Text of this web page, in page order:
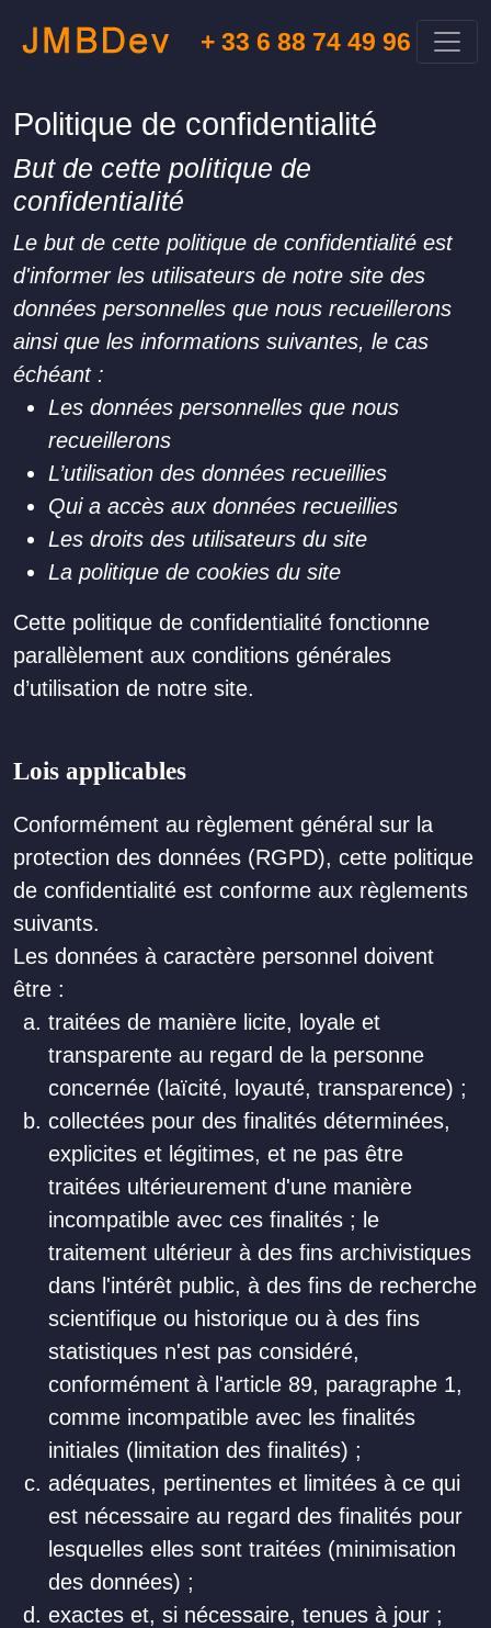
+ 33 6 88 74 49 96
Politique de confidentialité
But de cette politique de
confidentialité
Le but de cette politique de confidentialité est
d'informer les utilisateurs de notre site des
données personnelles que nous recueillerons
ainsi que les informations suivantes, le cas
échéant :
Les données personnelles que nous
recueillerons
L’utilisation des données recueillies
Qui a accès aux données recueillies
Les droits des utilisateurs du site
La politique de cookies du site
Cette politique de confidentialité fonctionne
parallèlement aux conditions générales
d’utilisation de notre site.
Lois applicables
Conformément au règlement général sur la
protection des données (RGPD), cette politique
de confidentialité est conforme aux règlements
suivants.
Les données à caractère personnel doivent
être :
traitées de manière licite, loyale et
transparente au regard de la personne
concernée (laïcité, loyauté, transparence) ;
collectées pour des finalités déterminées,
explicites et légitimes, et ne pas être
traitées ultérieurement d'une manière
incompatible avec ces finalités ; le
traitement ultérieur à des fins archivistiques
dans l'intérêt public, à des fins de recherche
scientifique ou historique ou à des fins
statistiques n'est pas considéré,
conformément à l'article 89, paragraphe 1,
comme incompatible avec les finalités
initiales (limitation des finalités) ;
adéquates, pertinentes et limitées à ce qui
est nécessaire au regard des finalités pour
lesquelles elles sont traitées (minimisation
des données) ;
exactes et, si nécessaire, tenues à jour ;